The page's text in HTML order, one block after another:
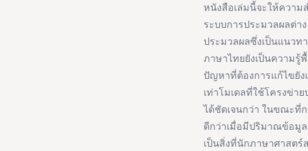
หนังสือเล่มนี้จะให้ควา
ระบบการประมวลผลต่า
ประมวลผลซึ่งเป็นแนวท
ภาษาไทยยังเป็นความรู้
ปัญหาที่ต้องการแก้ไขยั
เท่าโมเดลที่ใช้โครงข่า
ได้ชัดเจนกว่า ในขณะที่
ดีกว่าเมื่อมีปริมาณข้อมู
เป็นสิ่งที่นักภาษาศาสต